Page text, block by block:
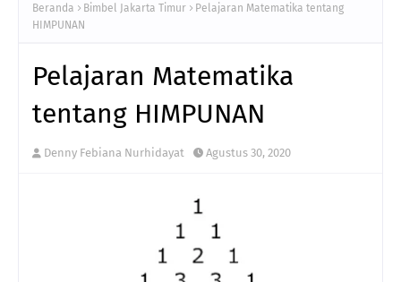
Beranda Bimbel Jakarta Timur
Pelajaran Matematika tentang
HIMPUNAN
Pelajaran Matematika
tentang HIMPUNAN
Denny Febiana Nurhidayat Agustus 30, 2020